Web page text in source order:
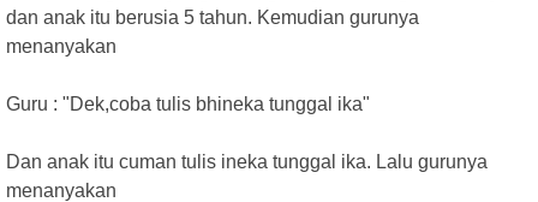
dan anak itu berusia 5 tahun. Kemudian gurunya
menanyakan
Guru : "Dek,coba tulis bhineka tunggal ika"
Dan anak itu cuman tulis ineka tunggal ika. Lalu gurunya
menanyakan